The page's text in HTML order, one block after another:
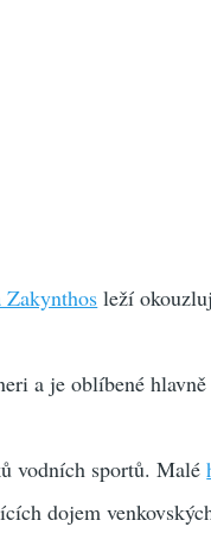
Zakynthos leží
a je oblíbené
vodních sportů. Malé
dojem